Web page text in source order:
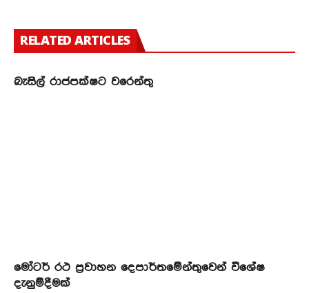
RELATED ARTICLES
බැසිල් රාජපක්ෂට වරෙන්තු
මෝටර් රථ ප්‍රවාහන දෙපාර්තමේන්තුවෙන් විශේෂ
දැනුම්දීමක්